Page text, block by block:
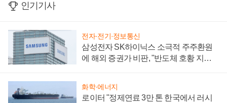
인기기사
전자·전기·정보통신
삼성전자 SK하이닉스 소극적 주주환원
에 해외 증권가 비판, "반도체 호황 지속
화학·에너지
로이터 "정제연료 3만 톤 한국에서 러시